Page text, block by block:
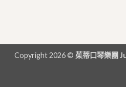
Copyright 2026 © 茱蒂口琴樂團